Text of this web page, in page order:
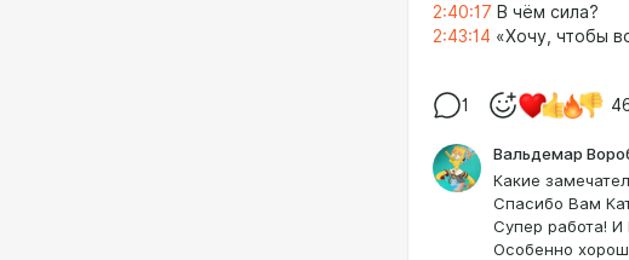
2:40:17 В чём сила?
2:43:14 «Хочу, чтобы
1
Вальдемар
Какие
Спасибо Вам
Супер работа!
Особенно